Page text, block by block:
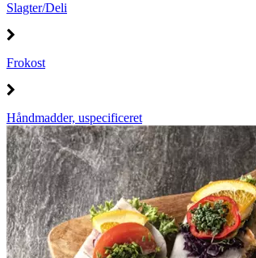
Slagter/Deli
Frokost
Håndmadder, uspecificeret